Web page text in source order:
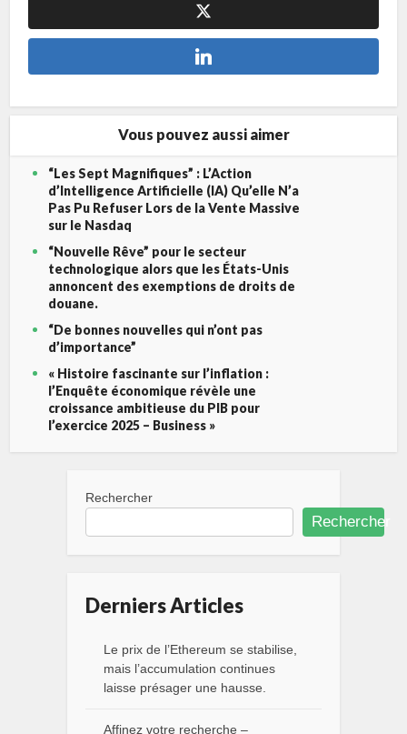
Vous pouvez aussi aimer
“Les Sept Magnifiques” : L’Action
d’Intelligence Artificielle (IA) Qu’elle N’a
Pas Pu Refuser Lors de la Vente Massive
sur le Nasdaq
“Nouvelle Rêve” pour le secteur
technologique alors que les États-Unis
annoncent des exemptions de droits de
douane.
“De bonnes nouvelles qui n’ont pas
d’importance”
« Histoire fascinante sur l’inflation :
l’Enquête économique révèle une
croissance ambitieuse du PIB pour
l’exercice 2025 – Business »
Rechercher
Rechercher
Derniers Articles
Le prix de l’Ethereum se stabilise,
mais l’accumulation continues
laisse présager une hausse.
Affinez votre recherche –